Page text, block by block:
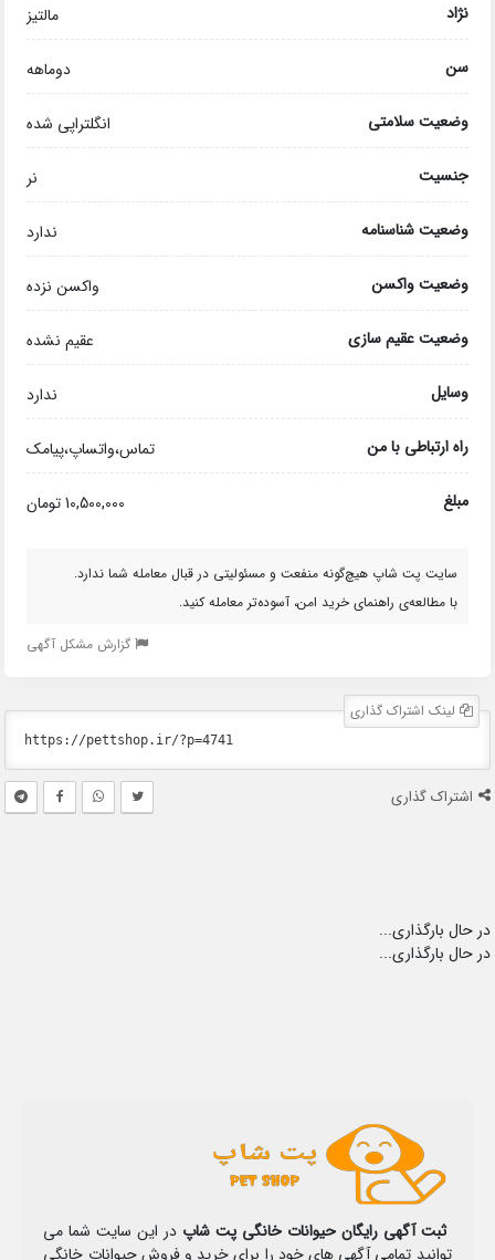
نژاد مالتیز
سن دوماهه
وضعیت سلامتی انگلتراپی شده
جنسیت نر
وضعیت شناسنامه ندارد
وضعیت واکسن واکسن نزده
وضعیت عقیم سازی عقیم نشده
وسایل ندارد
راه ارتباطی با من تماس،واتساپ،پیامک
مبلغ 10,500,000 تومان
سایت پت شاپ هیچ‌گونه منفعت و مسئولیتی در قبال معامله شما ندارد.
با مطالعه‌ی راهنمای خرید امن، آسوده‌تر معامله کنید.
گزارش مشکل آگهی
لینک اشتراک گذاری
اشتراک گذاری
در حال بارگذاری...
در حال بارگذاری...
ثبت آگهی رایگان حیوانات خانگی پت شاپ در این سایت شما می
توانید تمامی آگهی های خود را برای خرید و فروش حیوانات خانگی